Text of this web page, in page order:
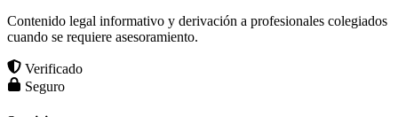
Contenido legal informativo y derivación a profesionales colegiados
cuando se requiere asesoramiento.
Verificado
Seguro